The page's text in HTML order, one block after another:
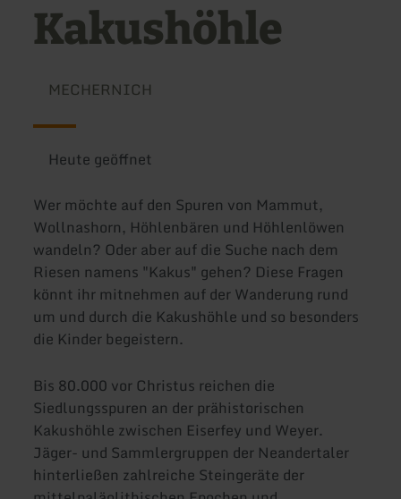
Kakushöhle
MECHERNICH
Heute geöffnet
Wer möchte auf den Spuren von Mammut,
Wollnashorn, Höhlenbären und Höhlenlöwen
wandeln? Oder aber auf die Suche nach dem
Riesen namens "Kakus" gehen? Diese Fragen
könnt ihr mitnehmen auf der Wanderung rund
um und durch die Kakushöhle und so besonders
die Kinder begeistern.
Bis 80.000 vor Christus reichen die
Siedlungsspuren an der prähistorischen
Kakushöhle zwischen Eiserfey und Weyer.
Jäger- und Sammlergruppen der Neandertaler
hinterließen zahlreiche Steingeräte der